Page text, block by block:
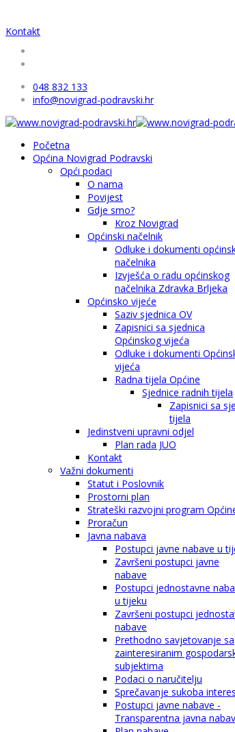
Kontakt
048 832 133
info@novigrad-podravski.hr
Početna
Općina Novigrad Podravski
Opći podaci
O nama
Povijest
Gdje smo?
Kroz Novigrad
Općinski načelnik
Odluke i dokumenti
načelnika
Izvješća o radu općinskog
načelnika Zdravka Brljeka
Općinsko vijeće
Saziv sjednica OV
Zapisnici sa sjednica
Općinskog vijeća
Odluke i dokumenti
vijeća
Radna tijela Općine
Sjednice radnih tijela
Zapisnici sa
tijela
Jedinstveni upravni odjel
Plan rada JUO
Kontakt
Važni dokumenti
Statut i Poslovnik
Prostorni plan
Strateški razvojni program
Proračun
Javna nabava
Postupci javne nabave u
Završeni postupci javne
nabave
Postupci jednostavne
u tijeku
Završeni postupci
nabave
Prethodno savjetovanje sa
zainteresiranim
subjektima
Podaci o naručitelju
Sprečavanje sukoba
Postupci javne nabave -
Transparentna javna